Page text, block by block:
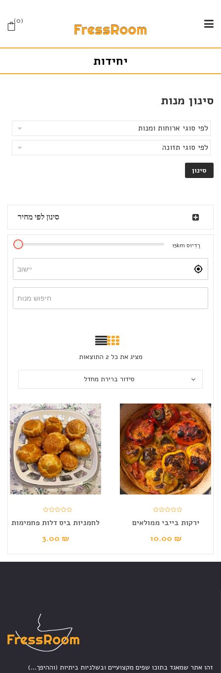
0
יחידות
רַדִיוּס 15km
מציג את כל 2 התוצאות
סידור ברירת מחדל
ירקות בייבי ממולאים
10.00 ₪
לחמניות ביס דלות פחמימות
3.00₪
סינון מנות
סינון לפי מחיר
זהו אתר שמאגד בתוכו שפים מקצועיים ובשלניות ביתיות (וההיפך...)